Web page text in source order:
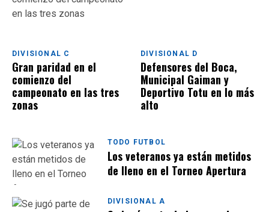
DIVISIONAL C
Gran paridad en el
comienzo del
campeonato en las tres
zonas
DIVISIONAL D
Defensores del Boca,
Municipal Gaiman y
Deportivo Totu en lo más
alto
TODO FUTBOL
Los veteranos ya están metidos
de lleno en el Torneo Apertura
DIVISIONAL A